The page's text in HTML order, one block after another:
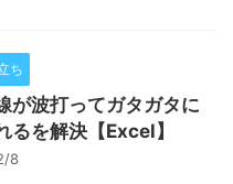
ち
が波打ってガタガタに
るを解決【Excel】
8